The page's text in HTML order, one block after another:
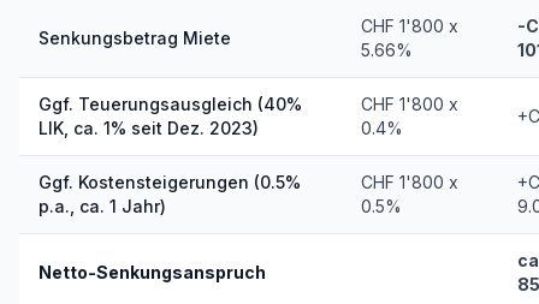
Senkungsbetrag Miete
CHF 1'800 x
5.66%
-
Ggf. Teuerungsausgleich (40%
LIK, ca. 1% seit Dez. 2023)
CHF 1'800 x
0.4%
Ggf. Kostensteigerungen (0.5%
p.a., ca. 1 Jahr)
CHF 1'800 x
0.5%
Netto-Senkungsanspruch